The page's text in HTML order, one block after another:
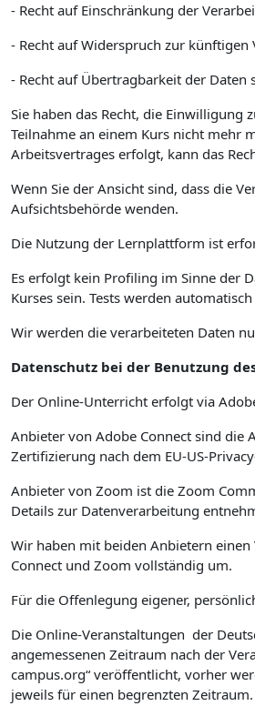
- Recht auf Einschränkung der
- Recht auf Widerspruch zur künftigen
- Recht auf Übertragbarkeit der Daten
Sie haben das Recht, die
Teilnahme an einem Kurs nicht mehr
Arbeitsvertrages erfolgt, kann das
Wenn Sie der Ansicht sind, dass die
Aufsichtsbehörde wenden.
Die Nutzung der Lernplattform ist
Es erfolgt kein Profiling im Sinne der
Kurses sein. Tests werden
Wir werden die verarbeiteten Daten
Datenschutz bei der Benutzung
Der Online-Unterricht erfolgt via
Anbieter von Adobe Connect sind die
Zertifizierung nach dem EU-US-
Anbieter von Zoom ist die Zoom
Details zur Datenverarbeitung
Wir haben mit beiden Anbietern
Connect und Zoom vollständig um.
Für die Offenlegung eigener,
Die Online-Veranstaltungen der
angemessenen Zeitraum nach der
campus.org“ veröffentlicht, vorher
jeweils für einen begrenzten Zeitraum.